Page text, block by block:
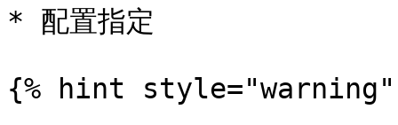
* 配置指定
{% hint style="warning"